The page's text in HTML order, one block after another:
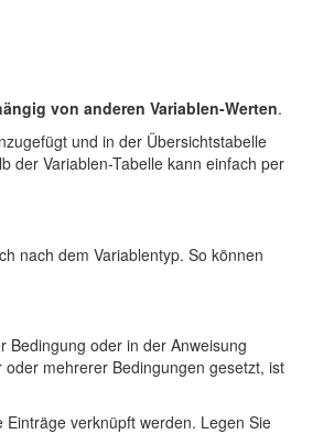
von anderen Variablen-Werten.
und in der Übersichtstabelle
der Variablen-Tabelle kann einfach per
nach dem Variablentyp. So können
Bedingung oder in der Anweisung
mehrerer Bedingungen gesetzt, ist
verknüpft werden. Legen Sie